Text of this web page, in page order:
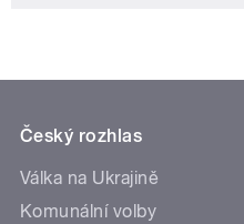
Český rozhlas
Válka na Ukrajině
Komunální volby